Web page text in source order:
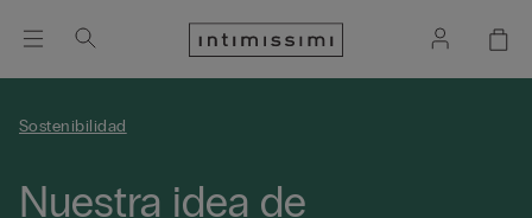
Sostenibilidad
Nuestra idea de